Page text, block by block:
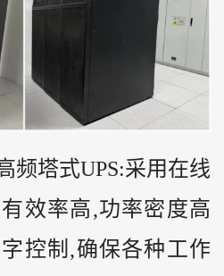
频塔式UPS:采用在线
效率高,功率密度高
控制,确保各种工作